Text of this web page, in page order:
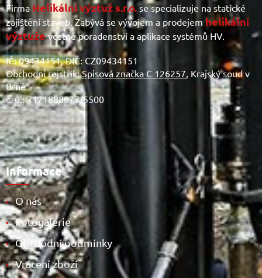
Firma Helikální výztuž s.r.o.se specializuje na statické
zajištění staveb. Zabývá se vývojem a prodejemhelikální
výztuževčetně poradenství a aplikace systémů HV.
IČ: 09434151, DIČ: CZ09434151
Obchodní rejstřík:Spisová značka C 126257, Krajský soud v
Brně
č. ú.: 7171888077/5500
Informace
• O nás
• Fotogalerie
• Obchodní podmínky
• Vrácení zboží